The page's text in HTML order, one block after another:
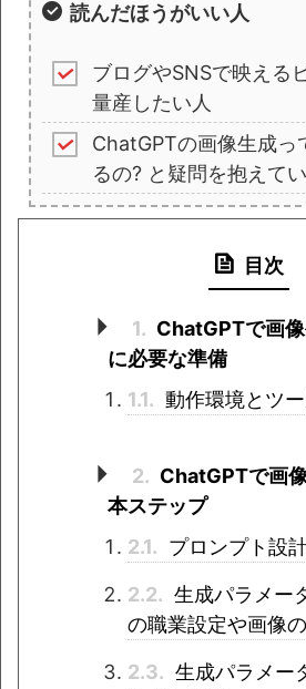
読んだほうがいい人
ブログやSNSで映える
量産したい人
ChatGPTの画像生成っ
るの? と疑問を抱えて
目次
1. ChatGPTで画
に必要な準備
1.1. 動作環境とツ
2. ChatGPTで画
本ステップ
2.1. プロンプト設
2.2. 生成パラメー
の職業設定や画像
2.3. 生成パラメー